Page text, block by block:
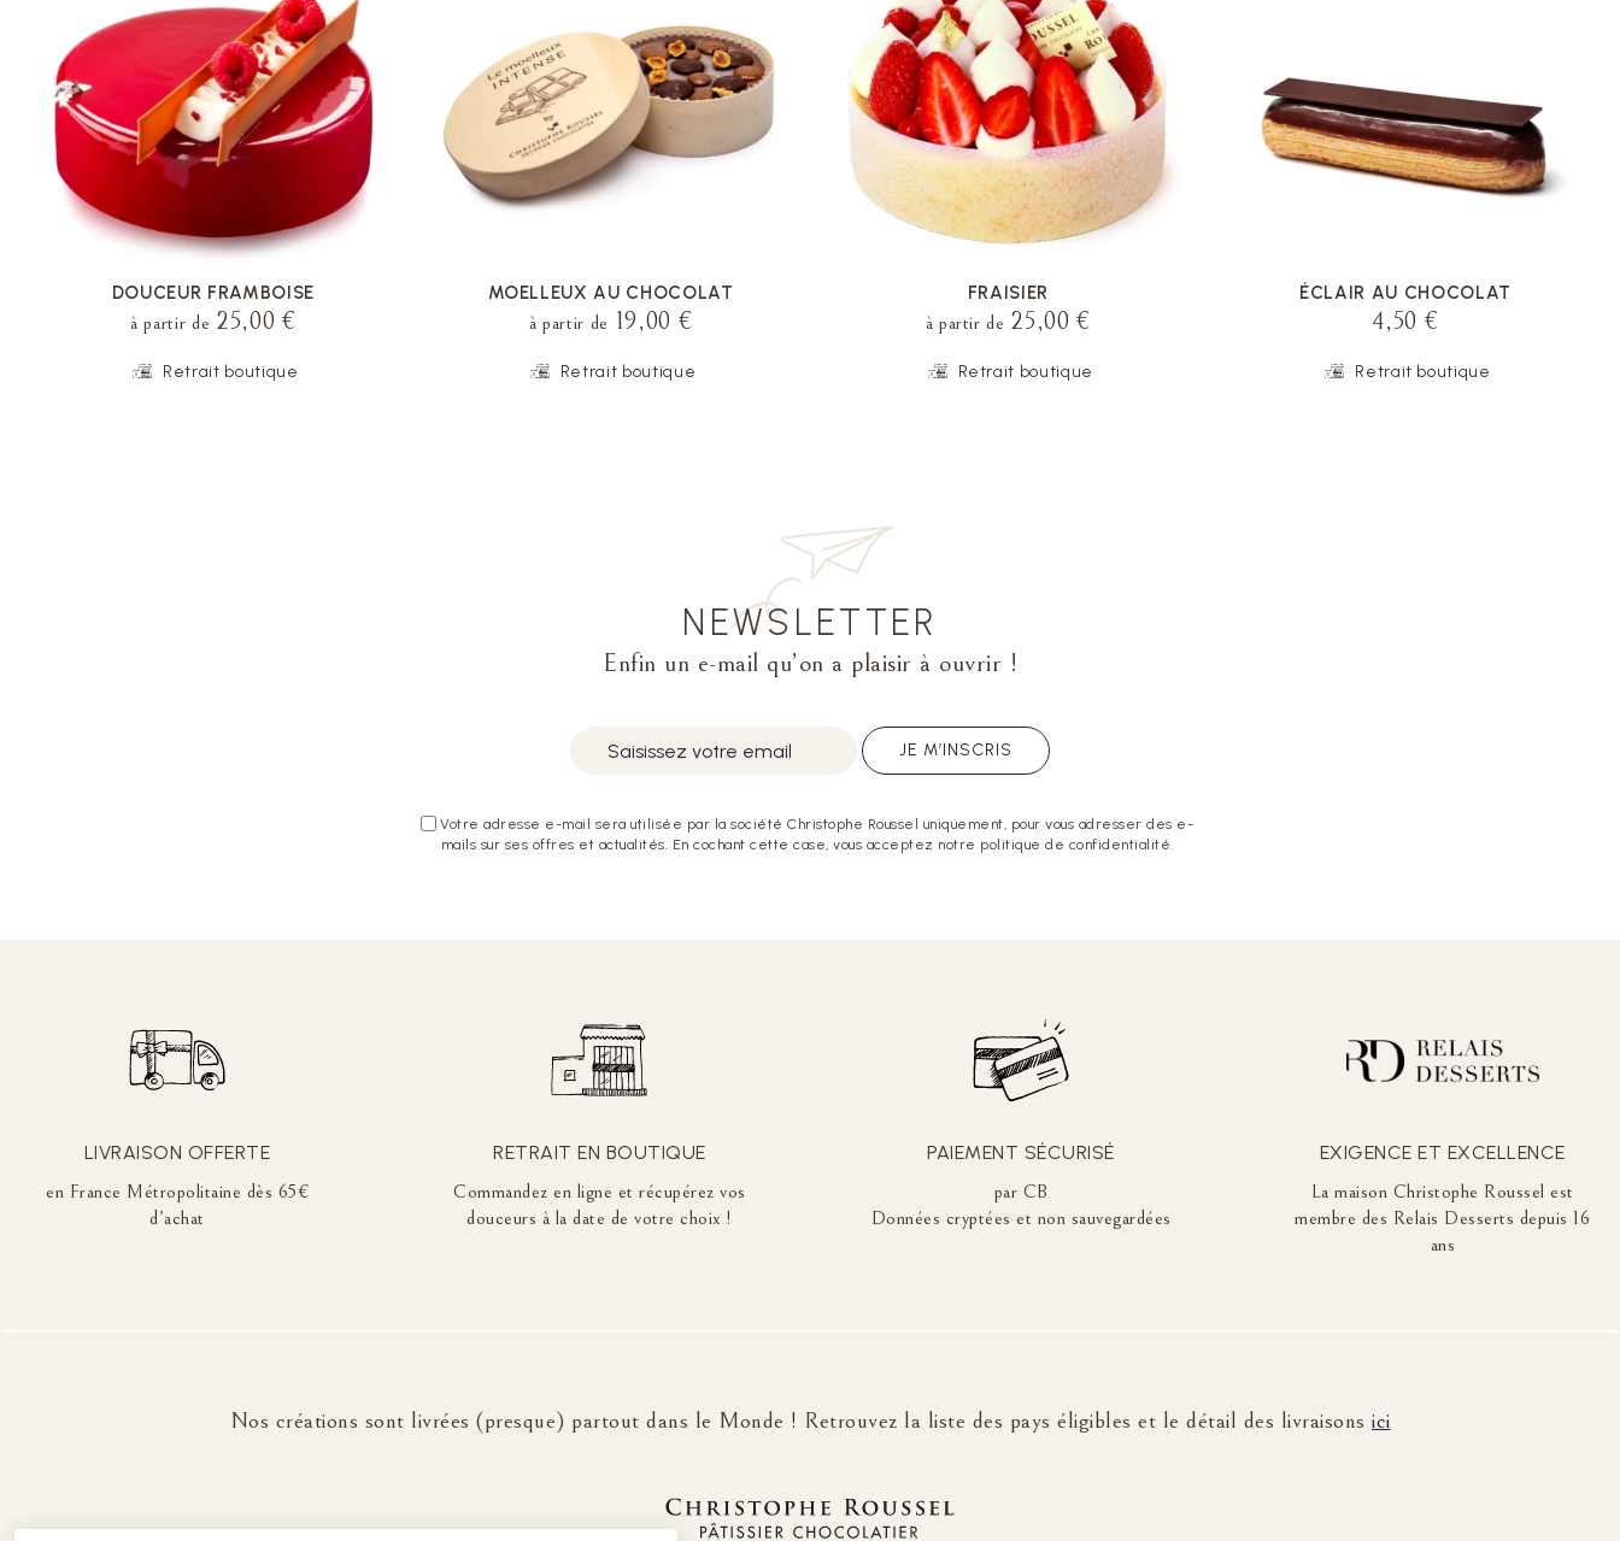
DOUCEUR FRAMBOISE
à partir de 25,00 €
Retrait boutique
VOIR LA FICHE
MOELLEUX AU CHOCOLAT
à partir de 19,00 €
Retrait boutique
VOIR LA FICHE
FRAISIER
à partir de 25,00 €
Retrait boutique
VOIR LA FICHE
ÉCLAIR AU CHOCOLAT
4,50 €
Retrait boutique
VOIR LA FICHE
NEWSLETTER
Enfin un e-mail qu’on a plaisir à ouvrir !
Votre adresse e-mail sera utilisée par la société Christophe Roussel uniquement, pour vous adresser des e-
mails sur ses offres et actualités. En cochant cette case, vous acceptez notre politique de confidentialité.
JE M’INSCRIS
LIVRAISON OFFERTE
en France Métropolitaine dès 65€
d’achat
RETRAIT EN BOUTIQUE
Commandez en ligne et récupérez vos
douceurs à la date de votre choix !
PAIEMENT SÉCURISÉ
par CB
Données cryptées et non sauvegardées
EXIGENCE ET EXCELLENCE
La maison Christophe Roussel est
membre des Relais Desserts depuis 16
ans
Nos créations sont livrées (presque) partout dans le Monde ! Retrouvez la liste des pays éligibles et le détail des livraisons ici